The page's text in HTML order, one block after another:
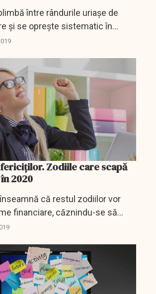
între rândurile uriașe de
și se oprește sistematic în
plante. În partea de jos se află
Zodiile care scapă
2020
că restul zodiilor vor
financiare, căznindu-se să
de la un salariu la altul. Sunt